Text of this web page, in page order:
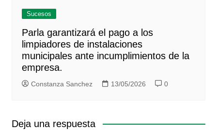
Sucesos
Parla garantizará el pago a los
limpiadores de instalaciones
municipales ante incumplimientos de la
empresa.
Constanza Sanchez 13/05/2026 0
Deja una respuesta